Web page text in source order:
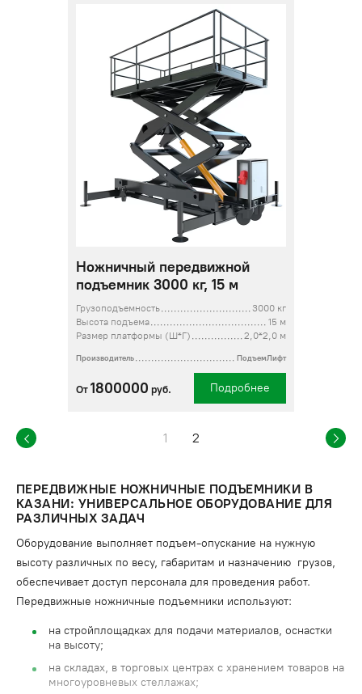
Ножничный передвижной
подъемник 3000 кг, 15 м
Грузоподъемность
3000 кг
Высота подъема
15 м
Размер платформы (Ш*Г)
2,0*2,0 м
Производитель ПодъемЛифт
От 1800000 руб. Подробнее
1 2
ПЕРЕДВИЖНЫЕ НОЖНИЧНЫЕ ПОДЪЕМНИКИ В
КАЗАНИ: УНИВЕРСАЛЬНОЕ ОБОРУДОВАНИЕ ДЛЯ
РАЗЛИЧНЫХ ЗАДАЧ
Оборудование выполняет подъем-опускание на нужную
высоту различных по весу, габаритам и назначению грузов,
обеспечивает доступ персонала для проведения работ.
Передвижные ножничные подъемники используют:
на стройплощадках для подачи материалов, оснастки
на высоту;
на складах, в торговых центрах с хранением товаров на
многоуровневых стеллажах;